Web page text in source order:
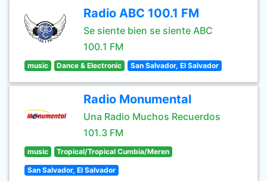
Radio ABC 100.1 FM
Se siente bien se siente ABC
100.1 FM
music Dance & Electronic San Salvador, El Salvador
Radio Monumental
Una Radio Muchos Recuerdos
101.3 FM
music Tropical/Tropical Cumbia/Meren
San Salvador, El Salvador